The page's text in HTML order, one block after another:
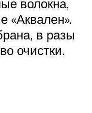
волокна,
«Аквален».
в разы
очистки.